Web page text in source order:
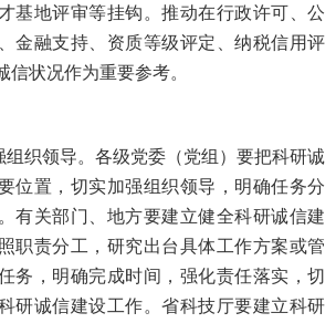
基地评审等挂钩。推动在行政许可、公
金融支持、资质等级评定、纳税信用评
信状况作为重要参考。
组织领导。各级党委（党组）要把科研诚
位置，切实加强组织领导，明确任务分
有关部门、地方要建立健全科研诚信建
职责分工，研究出台具体工作方案或管
务，明确完成时间，强化责任落实，切
研诚信建设工作。省科技厅要建立科研